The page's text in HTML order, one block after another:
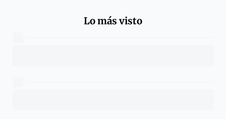
Lo más visto